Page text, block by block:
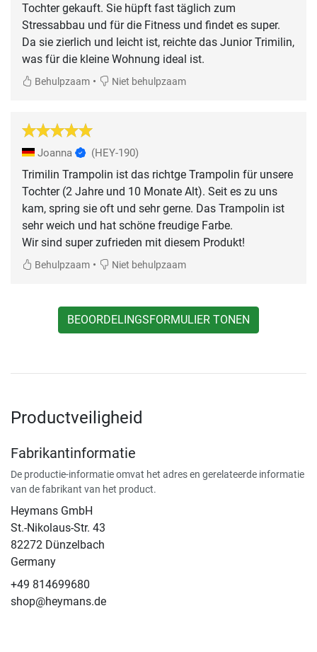
Tochter gekauft. Sie hüpft fast täglich zum
Stressabbau und für die Fitness und findet es super.
Da sie zierlich und leicht ist, reichte das Junior Trimilin,
was für die kleine Wohnung ideal ist.
Behulpzaam • Niet behulpzaam
Joanna (HEY-190)
Trimilin Trampolin ist das richtge Trampolin für unsere
Tochter (2 Jahre und 10 Monate Alt). Seit es zu uns
kam, spring sie oft und sehr gerne. Das Trampolin ist
sehr weich und hat schöne freudige Farbe.
Wir sind super zufrieden mit diesem Produkt!
Behulpzaam • Niet behulpzaam
BEOORDELINGSFORMULIER TONEN
Productveiligheid
Fabrikantinformatie
De productie-informatie omvat het adres en gerelateerde informatie
van de fabrikant van het product.
Heymans GmbH
St.-Nikolaus-Str. 43
82272 Dünzelbach
Germany
+49 814699680
shop@heymans.de